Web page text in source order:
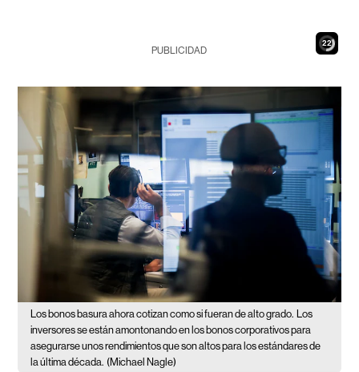
21
PUBLICIDAD
Los bonos basura ahora cotizan como si fueran de alto grado.
Los
inversores se están amontonando en los bonos corporativos para
asegurarse unos rendimientos que son altos para los estándares de
la última década. (Michael Nagle)